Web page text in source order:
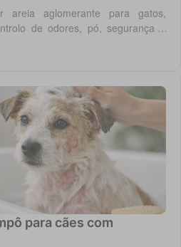
areia aglomerante para gatos,
de odores, pó, segurança e
para cães com